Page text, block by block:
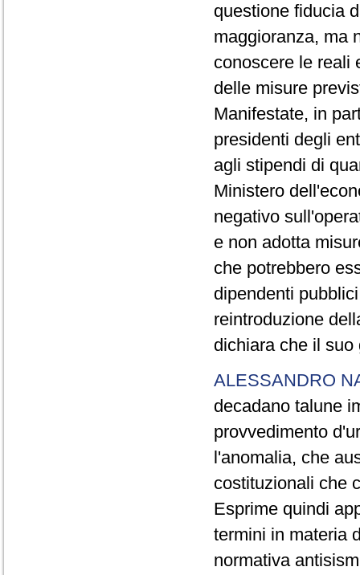
questione fiducia
maggioranza, ma
conoscere le reali
delle misure
Manifestate, in
presidenti degli
agli stipendi di
Ministero
negativo
e non adotta
che potrebbero
dipendenti
reintroduzione
dichiara che il
ALESSANDRO
decadano talune
provvedimento
l'anomalia, che
costituzionali che
Esprime quindi
termini in materia
normativa